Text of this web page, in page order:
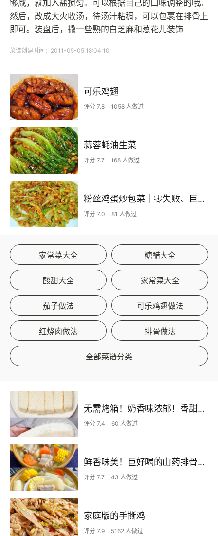
够咸，就加入盐搅匀。可以根据自己的口味调整的哦。
然后，改成大火收汤，待汤汁粘稠，可以包裹在排骨上
即可。装盘后，撒一些熟的白芝麻和葱花儿装饰
菜谱创建时间：2011-05-05 18:04:10
可乐鸡翅
评分 7.8 1058 人做过
蒜蓉蚝油生菜
评分 7.7 168 人做过
粉丝鸡蛋炒包菜｜零失败、巨下饭
评分 7.0 81 人做过
家常菜大全 糖醋大全
酸甜大全 家常菜大全
茄子做法 可乐鸡翅做法
红烧肉做法 排骨做法
全部菜谱分类
无需烤箱！奶香味浓郁！香甜嫩滑的椰蓉奶糕
评分 7.4 60 人做过
鲜香味美！巨好喝的山药排骨汤！！
评分 7.7 43 人做过
家庭版的手撕鸡
评分 7.9 5162 人做过